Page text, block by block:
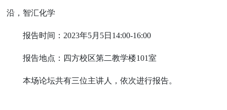
沿，智汇化学
报告时间： 2023年5月 5日 14:00-16:00
报告地点：四方校区第二教学楼101室
本场论坛共有三位主讲人，依次进行报告。